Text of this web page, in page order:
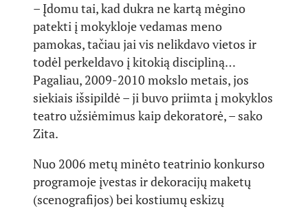
– Įdomu tai, kad dukra ne kartą mėgino
patekti į mokykloje vedamas meno
pamokas, tačiau jai vis nelikdavo vietos ir
todėl perkeldavo į kitokią discipliną…
Pagaliau, 2009-2010 mokslo metais, jos
siekiais išsipildė – ji buvo priimta į mokyklos
teatro užsiėmimus kaip dekoratorė, – sako
Zita.
Nuo 2006 metų minėto teatrinio konkurso
programoje įvestas ir dekoracijų maketų
(scenografijos) bei kostiumų eskizų